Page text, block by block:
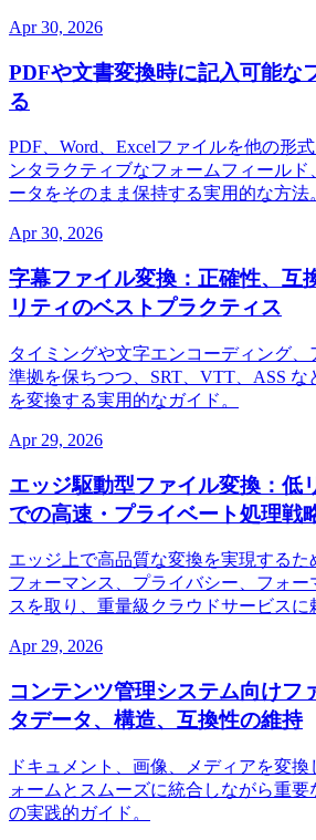
Apr 30, 2026
PDFや文書変換時に記入可能な
る
PDF、Word、Excelファイルを他の形
ンタラクティブなフォームフィール
ータをそのまま保持する実用的な方法
Apr 30, 2026
字幕ファイル変換：正確性、互
リティのベストプラクティス
タイミングや文字エンコーディング
準拠を保ちつつ、SRT、VTT、ASS な
を変換する実用的なガイド。
Apr 29, 2026
エッジ駆動型ファイル変換：低
での高速・プライベート処理戦
エッジ上で高品質な変換を実現する
フォーマンス、プライバシー、フォ
スを取り、重量級クラウドサービスに
Apr 29, 2026
コンテンツ管理システム向けフ
タデータ、構造、互換性の維持
ドキュメント、画像、メディアを変換
ォームとスムーズに統合しながら重
の実践的ガイド。